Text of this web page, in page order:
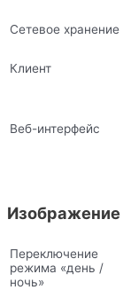
Сетевое хранение
Клиент
Веб-интерфейс
Изображение
Переключение
режима «день /
ночь»